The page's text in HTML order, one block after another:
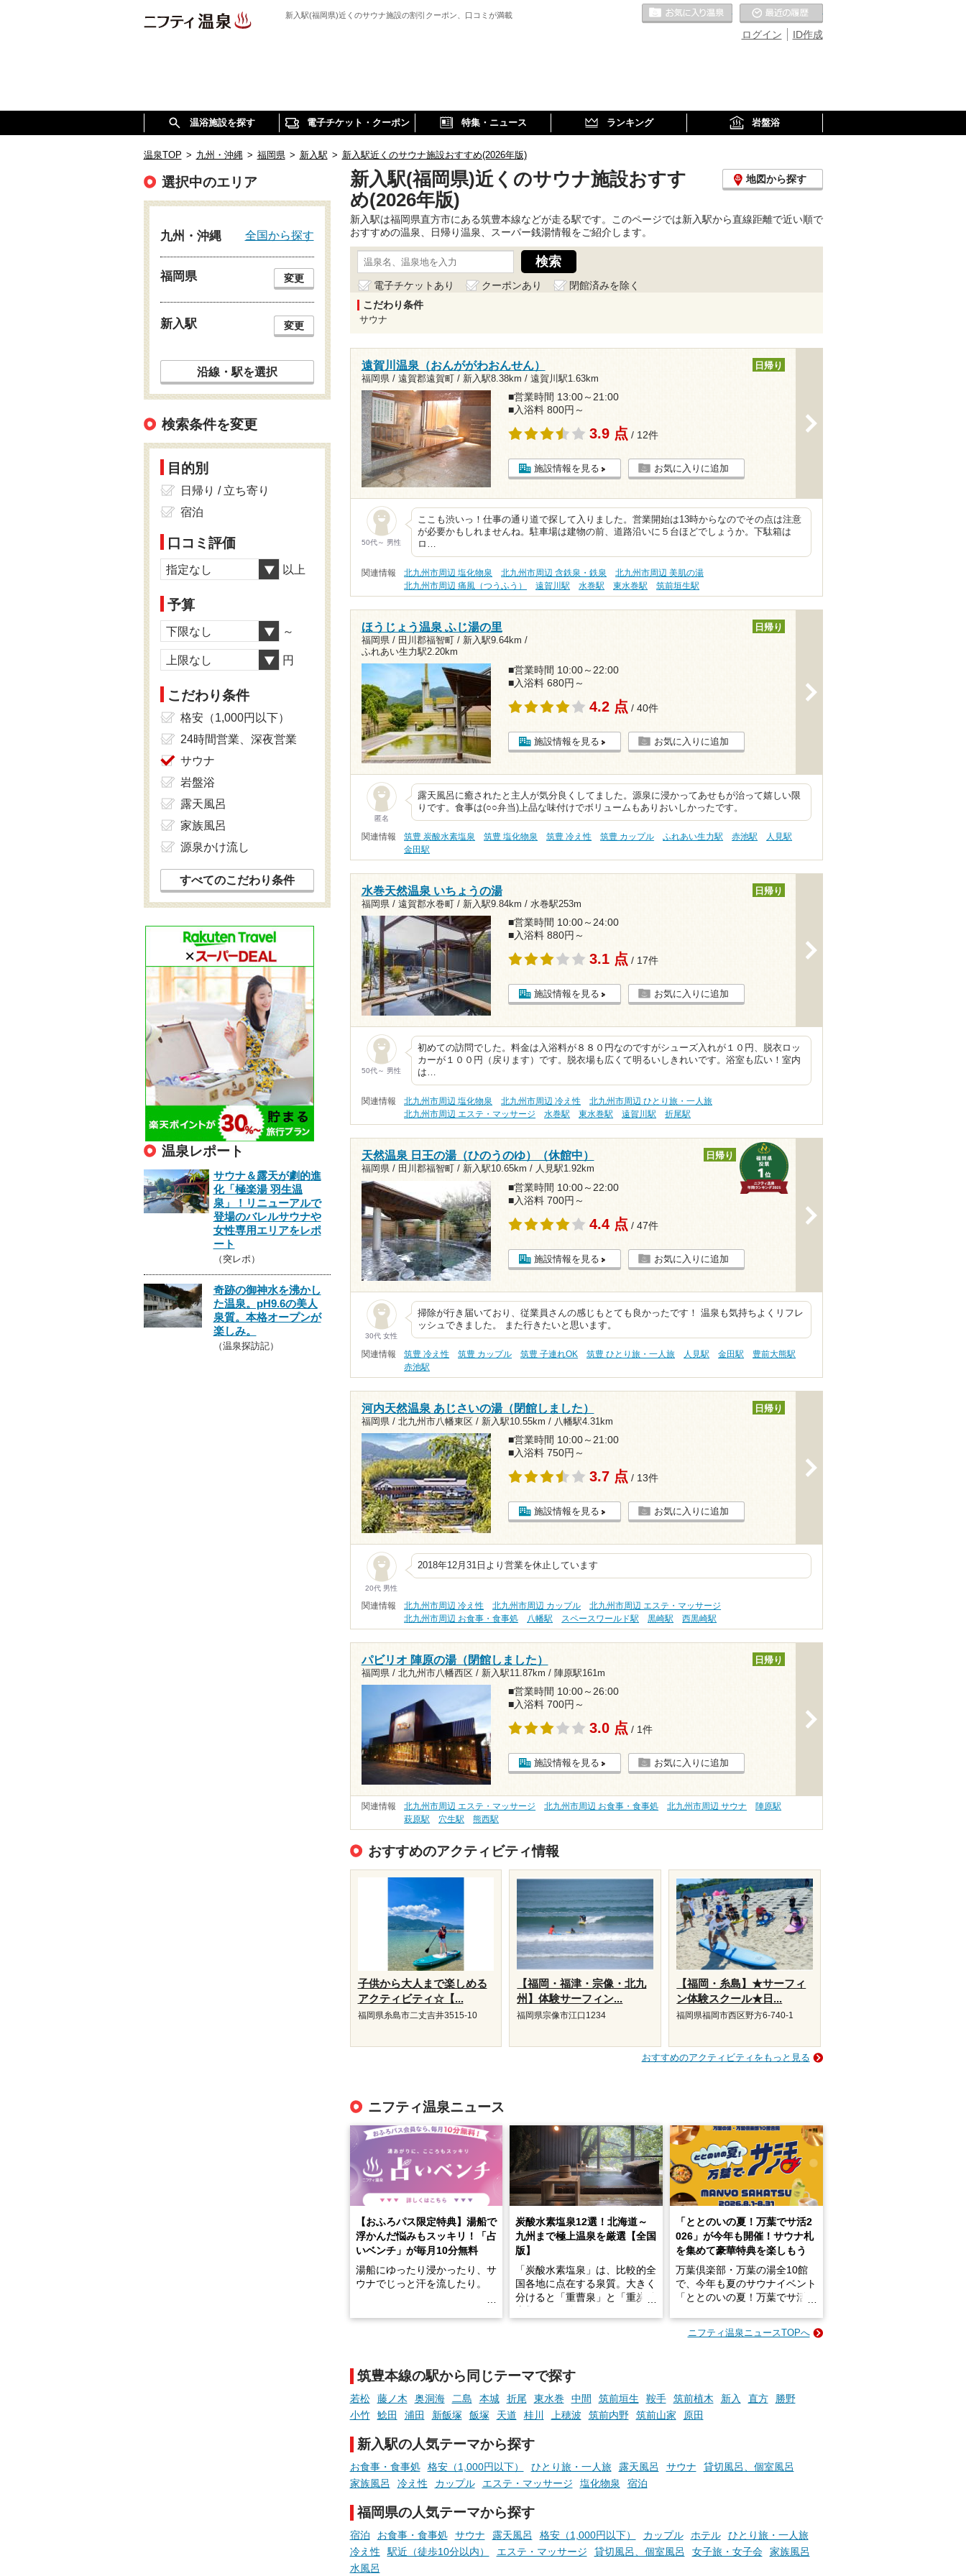
新入駅(福岡県)近くのサウナ施設の割引クーポン、口コミが満載
ID作成
ログイン
お気に入りの温泉
温浴施設を探す 電子チケット・クーポン 特集・ニュース ランキング 岩盤浴
温泉TOP > 九州・沖縄 > 福岡県 > 新入駅 > 新入駅近くのサウナ施設おすすめ(2026年版)
新入駅(福岡県)近くのサウナ施設おすす
め(2026年版)
地図から探す
新入駅は福岡県直方市にある筑豊本線などが走る駅です。このページでは新入駅から直線距離で近い順で
おすすめの温泉、日帰り温泉、スーパー銭湯情報をご紹介します。
電子チケットあり クーポンあり
閉館済みを除く
こだわり条件
サウナ
遠賀川温泉（おんががわおんせん）
福岡県 / 遠賀郡遠賀町 / 新入駅8.38km / 遠賀川駅1.63km
日帰り
■営業時間 13:00～21:00
■入浴料 800円～
3.9 点 / 12件
施設情報を見る お気に入りに追加
50代～ 男性
ここも渋いっ！仕事の通り道で探して入りました。営業開始は13時からなのでその点は注意
が必要かもしれませんね。駐車場は建物の前、道路沿いに５台ほどでしょうか。下駄箱は
ロ…
関連情報 北九州市周辺 塩化物泉 北九州市周辺 含鉄泉・鉄泉
北九州市周辺 美肌の湯
北九州市周辺 痛風（つうふう）
遠賀川駅 水巻駅 東水巻駅 筑前垣生駅
ほうじょう温泉 ふじ湯の里
福岡県 / 田川郡福智町 / 新入駅9.64km /
ふれあい生力駅2.20km
日帰り
■営業時間 10:00～22:00
■入浴料 680円～
4.2 点 / 40件
施設情報を見る お気に入りに追加
匿名
露天風呂に癒されたと主人が気分良くしてました。源泉に浸かってあせもが治って嬉しい限
りです。食事は(○○弁当)上品な味付けでボリュームもありおいしかったです。
関連情報 筑豊 炭酸水素塩泉 筑豊 塩化物泉 筑豊 冷え性 筑豊 カップル ふれあい生力駅 赤池駅
人見駅
金田駅
水巻天然温泉 いちょうの湯
福岡県 / 遠賀郡水巻町 / 新入駅9.84km / 水巻駅253m
日帰り
■営業時間 10:00～24:00
■入浴料 880円～
3.1 点 / 17件
施設情報を見る お気に入りに追加
50代～ 男性
初めての訪問でした。料金は入浴料が８８０円なのですがシューズ入れが１０円、脱衣ロッ
カーが１００円（戻ります）です。脱衣場も広くて明るいしきれいです。浴室も広い！室内
は…
関連情報 北九州市周辺 塩化物泉 北九州市周辺 冷え性
北九州市周辺 ひとり旅・一人旅
北九州市周辺 エステ・マッサージ
水巻駅 東水巻駅 遠賀川駅 折尾駅
天然温泉 日王の湯（ひのうのゆ）（休館中）
福岡県 / 田川郡福智町 / 新入駅10.65km / 人見駅1.92km
日帰り
■営業時間 10:00～22:00
■入浴料 700円～
4.4 点 / 47件
施設情報を見る お気に入りに追加
30代 女性
掃除が行き届いており、従業員さんの感じもとても良かったです！ 温泉も気持ちよくリフレ
ッシュできました。 また行きたいと思います。
関連情報 筑豊 冷え性 筑豊 カップル 筑豊 子連れOK 筑豊 ひとり旅・一人旅 人見駅 金田駅
豊前大熊駅
赤池駅
河内天然温泉 あじさいの湯（閉館しました）
福岡県 / 北九州市八幡東区 / 新入駅10.55km / 八幡駅4.31km
日帰り
■営業時間 10:00～21:00
■入浴料 750円～
3.7 点 / 13件
施設情報を見る お気に入りに追加
20代 男性
2018年12月31日より営業を休止しています
関連情報 北九州市周辺 冷え性 北九州市周辺 カップル
北九州市周辺 エステ・マッサージ
北九州市周辺 お食事・食事処
八幡駅 スペースワールド駅 黒崎駅 西黒崎駅
パビリオ 陣原の湯（閉館しました）
福岡県 / 北九州市八幡西区 / 新入駅11.87km / 陣原駅161m
日帰り
■営業時間 10:00～26:00
■入浴料 700円～
3.0 点 / 1件
施設情報を見る お気に入りに追加
関連情報 北九州市周辺 エステ・マッサージ 北九州市周辺 お食事・食事処 北九州市周辺 サウナ
陣原駅
萩原駅
穴生駅 熊西駅
おすすめのアクティビティ情報
子供から大人まで楽しめる
アクティビティ☆【...
福岡県糸島市二丈吉井3515-10
【福岡・福津・宗像・北九
州】体験サーフィン...
福岡県宗像市江口1234
【福岡・糸島】★サーフィ
ン体験スクール★日...
福岡県福岡市西区野方6-740-1
おすすめのアクティビティをもっと見る
ニフティ温泉ニュース
【おふろパス限定特典】湯船で
浮かんだ悩みもスッキリ！「占
いベンチ」が毎月10分無料
湯船にゆったり浸かったり、サ
ウナでじっと汗を流したり。
っとした悩み」が、頭に浮かん
でくることはありませんか？
お風呂でリラックスしているか
らこそ向き合える、大切な自分
の本音。
りの温まった心のまま相談でき
たら素敵ですよね。
炭酸水素塩泉12選！北海道～
九州まで極上温泉を厳選【全国
版】
「炭酸水素塩泉」は、比較的全
国各地に点在する泉質。大きく
分けると「重曹泉」と「重炭酸
す。
今回は筆者自ら入浴した中か
ら、日本各地にある炭酸水素塩
日帰り入浴可能で、源泉かけ流
しと泉質の良さにこだわりつ
つ、万人におすすめしたい施設
を厳選しました。
「ととのいの夏！万葉でサ活2
026」が今年も開催！サウナ札
を集めて豪華特典を楽しもう
万葉倶楽部・万葉の湯全10館
で、今年も夏のサウナイベント
「ととのいの夏！万葉でサ活2
2026年8月1日（土）～8月31
札」を集めることで、オリジナ
ルグッズや無料券などの特典と
交換可能。
ュやアウフグースなど、サウナ
好きにはたまらない多彩なイベ
───
提供元：万葉倶楽部株式会社
【PR】
ニフティ温泉ニュースTOPへ
筑豊本線の駅から同じテーマで探す
若松 藤ノ木 奥洞海 二島 本城 折尾 東水巻 中間 筑前垣生 鞍手 筑前植木 新入 直方
勝野
小竹
鯰田 浦田 新飯塚 飯塚 天道 桂川 上穂波 筑前内野 筑前山家 原田
新入駅の人気テーマから探す
お食事・食事処 格安（1,000円以下） ひとり旅・一人旅 露天風呂 サウナ
貸切風呂、個室風呂
家族風呂
冷え性 カップル エステ・マッサージ 塩化物泉 宿泊
福岡県の人気テーマから探す
宿泊 お食事・食事処 サウナ 露天風呂 格安（1,000円以下） カップル ホテル
ひとり旅・一人旅
冷え性
駅近（徒歩10分以内） エステ・マッサージ 貸切風呂、個室風呂 女子旅・女子会
家族風呂
水風呂
選択中のエリア
九州・沖縄 全国から探す
福岡県 変更
新入駅 変更
沿線・駅を選択
検索条件を変更
目的別
日帰り / 立ち寄り
宿泊
口コミ評価
指定なし 以上
予算
下限なし ～
上限なし 円
こだわり条件
格安（1,000円以下）
24時間営業、深夜営業
サウナ
岩盤浴
露天風呂
家族風呂
源泉かけ流し
すべてのこだわり条件
温泉レポート
サウナ＆露天が劇的進
化「極楽湯 羽生温
泉」！リニューアルで
登場のバレルサウナや
女性専用エリアをレポ
ート
（突レポ）
奇跡の御神水を沸かし
た温泉。pH9.6の美人
泉質。本格オープンが
楽しみ。
（温泉探訪記）